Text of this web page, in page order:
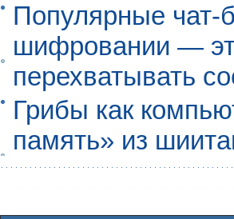
Популярные
шифровании —
перехватывать
Грибы как
память» из